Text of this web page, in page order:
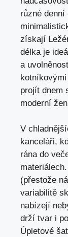
různé denní
získají
délka je
a
projít dnem
moderní
V
kanceláři,
rána do
(přestože
variabilitě
nabízejí
drží tvar i
Úpletové